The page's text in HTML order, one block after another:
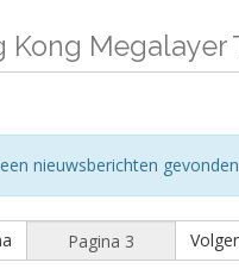
Megalayer
nieuwsberichten gevonden